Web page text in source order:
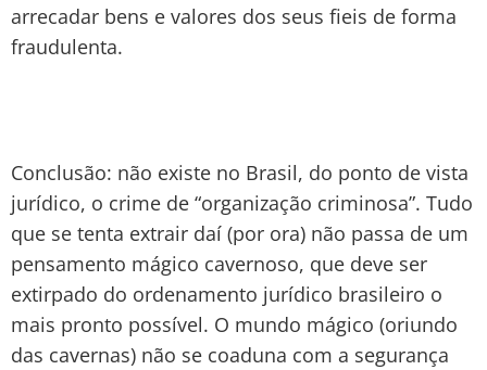
arrecadar bens e valores dos seus fieis de forma
fraudulenta.
Conclusão: não existe no Brasil, do ponto de vista
jurídico, o crime de “organização criminosa”. Tudo
que se tenta extrair daí (por ora) não passa de um
pensamento mágico cavernoso, que deve ser
extirpado do ordenamento jurídico brasileiro o
mais pronto possível. O mundo mágico (oriundo
das cavernas) não se coaduna com a segurança